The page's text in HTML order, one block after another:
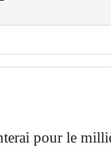
pour le